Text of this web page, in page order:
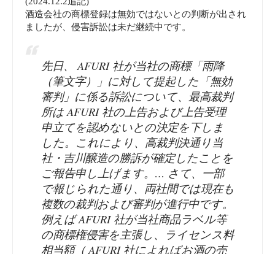
酒造会社の商標登録は無効ではないとの判断が出され
ましたが、侵害訴訟は未だ継続中です。
先日、 AFURI 社が当社の商標「雨降
（筆文字）」に対して提起した「無効
審判」に係る訴訟について、最高裁判
所は AFURI 社の上告および上告受理
申立てを認めないとの決定を下しま
した。これにより、高裁判決通り当
社・吉川醸造の勝訴が確定したことを
ご報告申し上げます。… さて、一部
で報じられた通り、両社間では現在も
複数の裁判および審判が進行中です。
例えば AFURI 社が当社商品ラベル等
の商標権侵害を主張し、ライセンス料
相当額（ AFURI 社によればお酒の売